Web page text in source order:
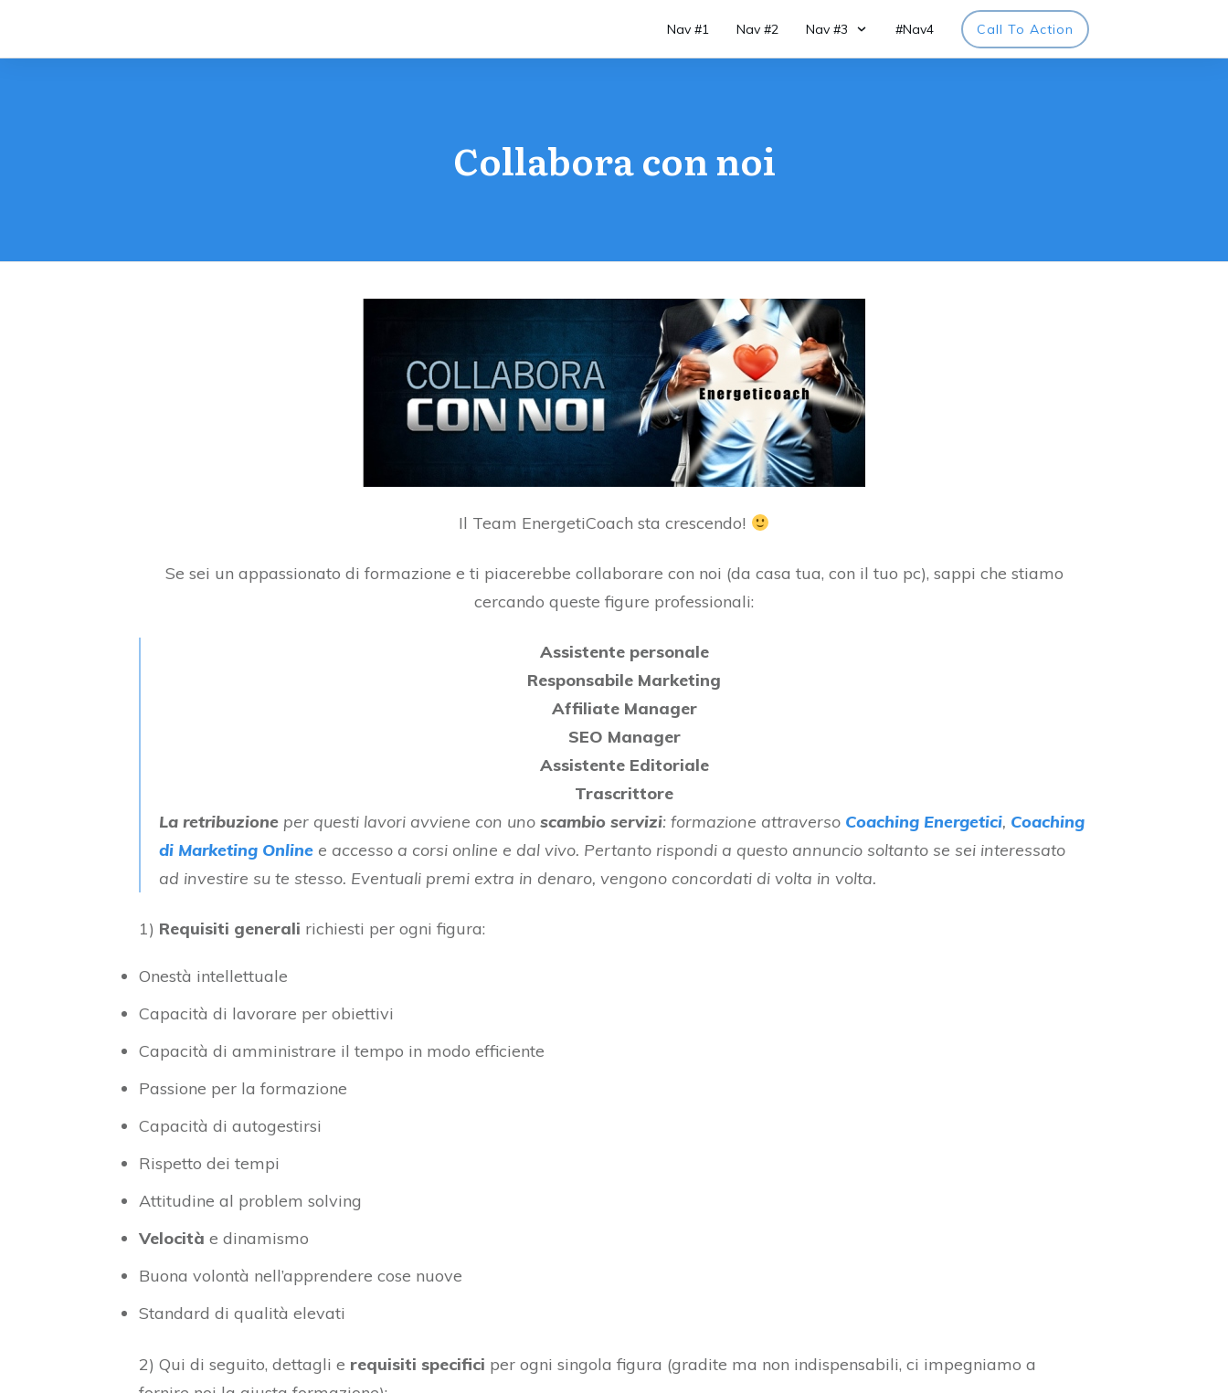
Nav #1 Nav #2 Nav #3 #Nav4 Call To Action
Collabora con noi
Il Team EnergetiCoach sta crescendo!
Se sei un appassionato di formazione e ti piacerebbe collaborare con noi (da casa tua, con il tuo pc), sappi che stiamo
cercando queste figure professionali:
Assistente personale
Responsabile Marketing
Affiliate Manager
SEO Manager
Assistente Editoriale
Trascrittore
La retribuzione per questi lavori avviene con uno scambio servizi: formazione attraverso Coaching Energetici, Coaching
di Marketing Online e accesso a corsi online e dal vivo. Pertanto rispondi a questo annuncio soltanto se sei interessato
ad investire su te stesso. Eventuali premi extra in denaro, vengono concordati di volta in volta.
1) Requisiti generali richiesti per ogni figura:
Onestà intellettuale
Capacità di lavorare per obiettivi
Capacità di amministrare il tempo in modo efficiente
Passione per la formazione
Capacità di autogestirsi
Rispetto dei tempi
Attitudine al problem solving
Velocità e dinamismo
Buona volontà nell’apprendere cose nuove
Standard di qualità elevati
2) Qui di seguito, dettagli e requisiti specifici per ogni singola figura (gradite ma non indispensabili, ci impegniamo a